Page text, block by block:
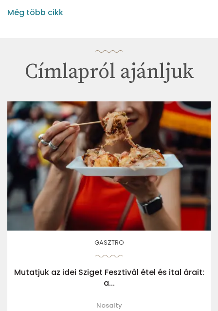
Még több cikk
Címlapról ajánljuk
GASZTRO
Mutatjuk az idei Sziget Fesztivál étel és ital árait:
a...
Nosalty